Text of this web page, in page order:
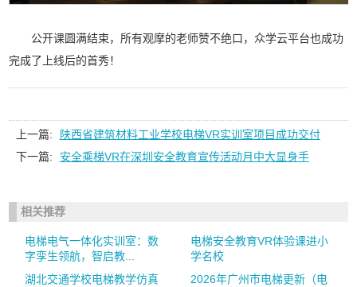
公开课圆满结束，所有观摩的老师赞不绝口，众学云平台也成功
完成了上线后的首秀！
上一篇:
陕西省建筑材料工业学校电梯VR实训室项目成功交付
下一篇:
安全乘梯VR在深圳安全教育宣传活动月中大显身手
相关推荐
电梯电气一体化实训室：数
字孪生领航，智启教...
电梯安全教育VR体验课进小
学名校
湖北交通学校电梯教学仿真
2026年广州市电梯更新（电